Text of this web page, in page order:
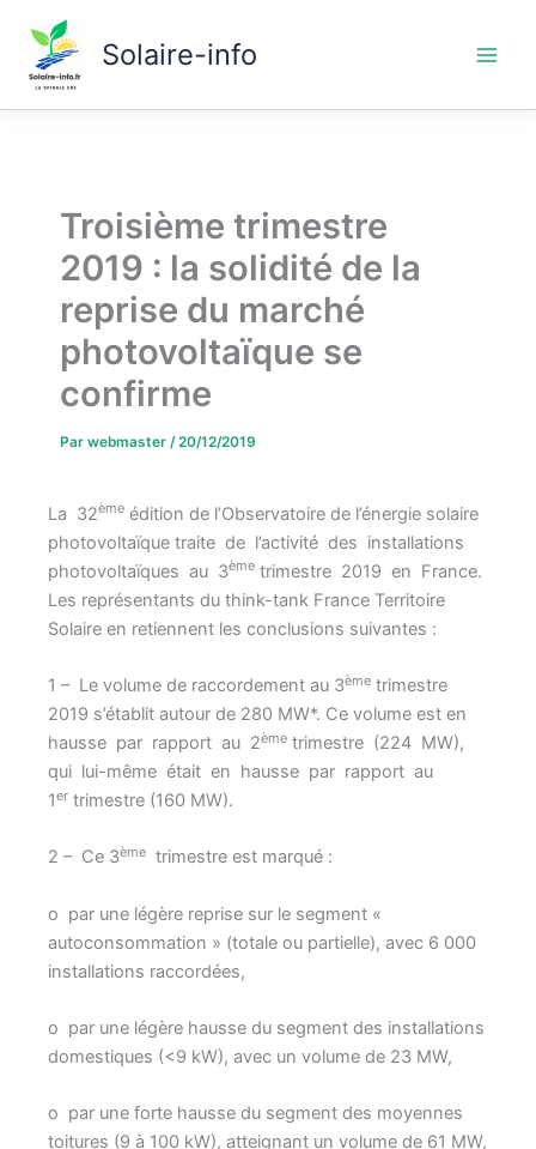
contenu
Solaire-info
Troisième trimestre
2019 : la solidité de la
reprise du marché
photovoltaïque se
confirme
Par webmaster /20/12/2019
La 32ème édition de l’Observatoire de l’énergie solaire
photovoltaïque traite de l’activité des installations
photovoltaïques au 3ème trimestre 2019 en France.
Les représentants du think-tank France Territoire
Solaire en retiennent les conclusions suivantes :
1 – Le volume de raccordement au 3ème trimestre
2019 s’établit autour de 280 MW*. Ce volume est en
hausse par rapport au 2ème trimestre (224 MW),
qui lui-même était en hausse par rapport au
1er trimestre (160 MW).
2 – Ce 3ème trimestre est marqué :
o par une légère reprise sur le segment «
autoconsommation » (totale ou partielle), avec 6 000
installations raccordées,
o par une légère hausse du segment des installations
domestiques (<9 kW), avec un volume de 23 MW,
o par une forte hausse du segment des moyennes
toitures (9 à 100 kW), atteignant un volume de 61 MW,